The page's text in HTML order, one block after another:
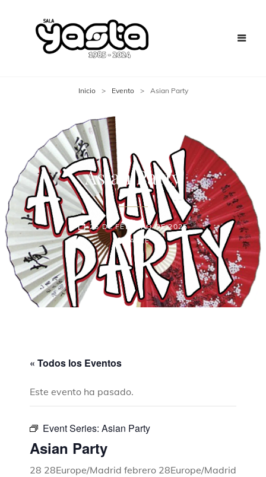
Inicio > Evento > Asian Party
Asian Party
25 DE FEBRERO DE 2025
JAIME
« Todos los Eventos
Este evento ha pasado.
Event Series: Asian Party
Asian Party
28 28Europe/Madrid febrero 28Europe/Madrid